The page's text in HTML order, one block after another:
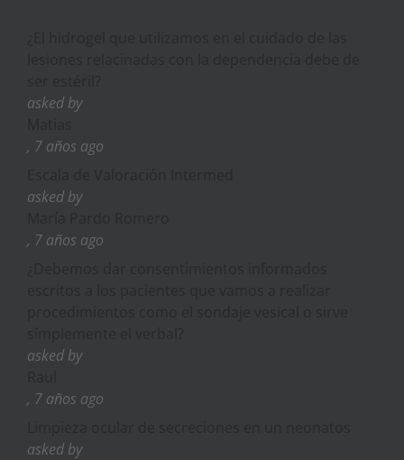
asked by
, 7 años ago
asked by
, 7 años ago
asked by
, 7 años ago
asked by